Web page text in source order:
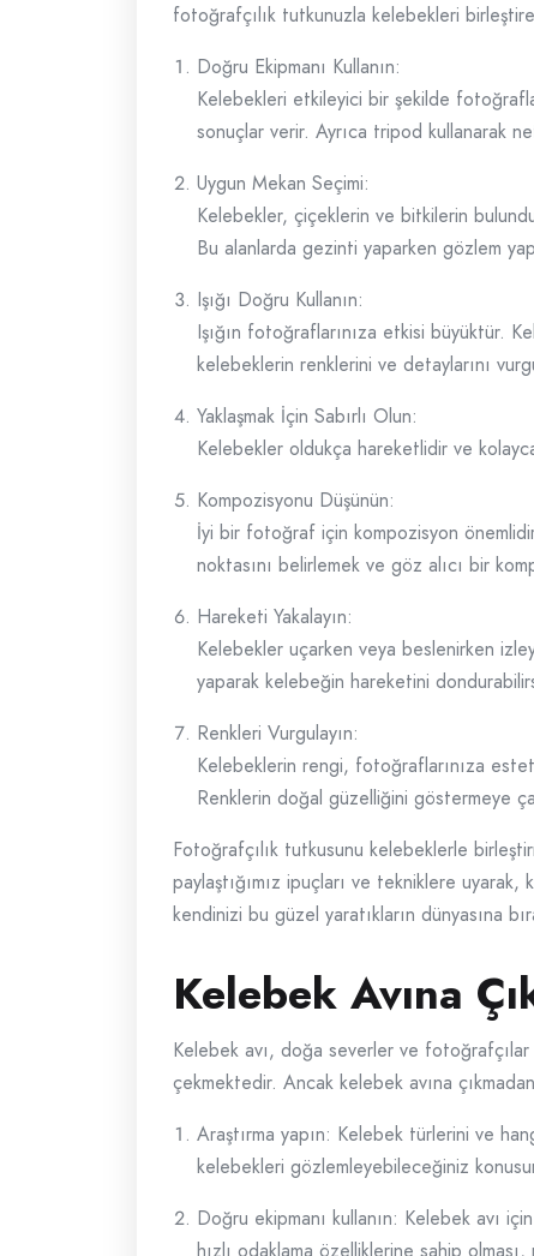
fotoğrafçılık tutkunuzla kelebekleri
Doğru Ekipmanı Kullanın:
Kelebekleri etkileyici bir şekilde
sonuçlar verir. Ayrıca tripod kullanarak
Uygun Mekan Seçimi:
Kelebekler, çiçeklerin ve bitkilerin
Bu alanlarda gezinti yaparken gözlem
Işığı Doğru Kullanın:
Işığın fotoğraflarınıza etkisi büyüktür.
kelebeklerin renklerini ve detaylarını
Yaklaşmak İçin Sabırlı Olun:
Kelebekler oldukça hareketlidir ve
Kompozisyonu Düşünün:
İyi bir fotoğraf için kompozisyon
noktasını belirlemek ve göz alıcı bir
Hareketi Yakalayın:
Kelebekler uçarken veya beslenirken
yaparak kelebeğin hareketini
Renkleri Vurgulayın:
Kelebeklerin rengi, fotoğraflarınıza
Renklerin doğal güzelliğini göstermeye
Fotoğrafçılık tutkusunu kelebeklerle
paylaştığımız ipuçları ve tekniklere
kendinizi bu güzel yaratıkların dünyasına
Kelebek Avına
Kelebek avı, doğa severler ve
çekmektedir. Ancak kelebek avına
Araştırma yapın: Kelebek türlerini ve
kelebekleri gözlemleyebileceğiniz
Doğru ekipmanı kullanın: Kelebek avı